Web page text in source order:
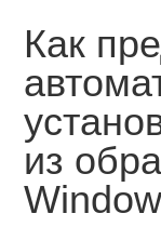
Как
из